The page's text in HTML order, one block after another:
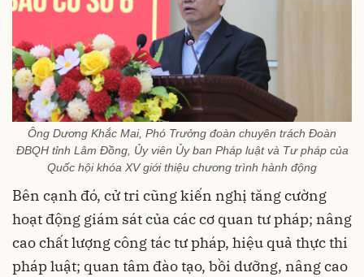
Ông Dương Khắc Mai, Phó Trưởng đoàn chuyên trách Đoàn
ĐBQH tỉnh Lâm Đồng, Ủy viên Ủy ban Pháp luật và Tư pháp của
Quốc hội khóa XV giới thiệu chương trình hành động
Bên cạnh đó, cử tri cũng kiến nghị tăng cường
hoạt động giám sát của các cơ quan tư pháp; nâng
cao chất lượng công tác tư pháp, hiệu quả thực thi
pháp luật; quan tâm đào tạo, bồi dưỡng, nâng cao